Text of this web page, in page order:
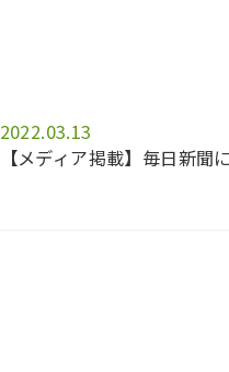
2022.03.13
【メディア掲載】毎日新